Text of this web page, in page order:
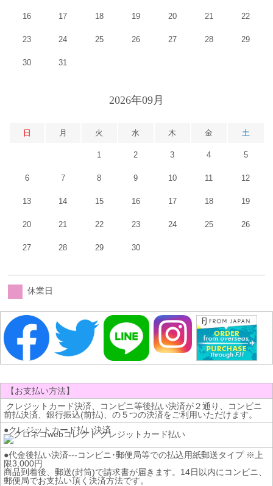
16 17 18 19 20 21 22
23 24 25 26 27 28 29
30 31
2026年09月
日 月 火 水 木 金 土
1 2 3 4 5
6 7 8 9 10 11 12
13 14 15 16 17 18 19
20 21 22 23 24 25 26
27 28 29 30
休業日
【お支払い方法】
クレジットカード決済、コンビニ等後払い決済が２通り、コンビニ
前払決済、銀行振込(前払)、の５つの決済をご利用いただけます。
●クレジットカード払い決済
●代金後払い決済---コンビニ･郵便局等での払込用紙郵送タイプ ※上
限3,000円
商品到着後、郵送(封筒)で請求書が届きます。14日以内にコンビニ、
郵便局でお支払い頂く決済方法です。